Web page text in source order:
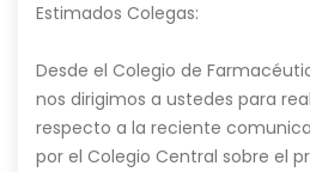
Estimados Colegas:
Desde el Colegio de
nos dirigimos a ustedes para
respecto a la reciente
por el Colegio Central sobre el